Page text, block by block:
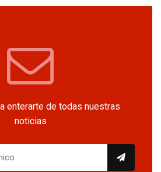
enterarte de todas nuestras
noticias